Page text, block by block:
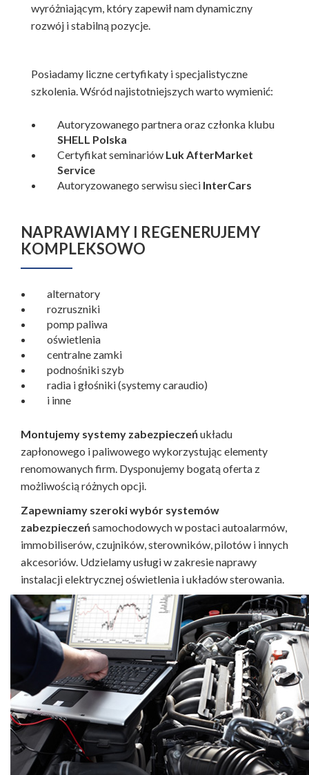
wyróżniającym, który zapewił nam dynamiczny
rozwój i stabilną pozycje.
Posiadamy liczne certyfikaty i specjalistyczne
szkolenia. Wśród najistotniejszych warto wymienić:
Autoryzowanego partnera oraz członka klubu
SHELL Polska
Certyfikat seminariów Luk AfterMarket
Service
Autoryzowanego serwisu sieci InterCars
NAPRAWIAMY I REGENERUJEMY
KOMPLEKSOWO
alternatory
rozruszniki
pomp paliwa
oświetlenia
centralne zamki
podnośniki szyb
radia i głośniki (systemy caraudio)
i inne
Montujemy systemy zabezpieczeńukładu
zapłonowego i paliwowego wykorzystując elementy
renomowanych firm. Dysponujemy bogatą oferta z
możliwością różnych opcji.
Zapewniamy szeroki wybór systemów
zabezpieczeńsamochodowych w postaci autoalarmów,
immobiliserów, czujników, sterowników, pilotów i innych
akcesoriów. Udzielamy usługi w zakresie naprawy
instalacji elektrycznej oświetlenia i układów sterowania.